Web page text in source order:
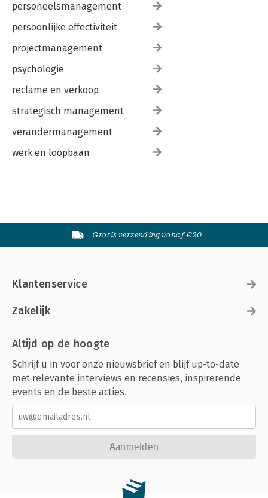
personeelsmanagement
persoonlijke effectiviteit
projectmanagement
psychologie
reclame en verkoop
strategisch management
verandermanagement
werk en loopbaan
Gratis verzending vanaf €20
Klantenservice
Zakelijk
Altijd op de hoogte
Schrijf u in voor onze nieuwsbrief en blijf up-to-date
met relevante interviews en recensies, inspirerende
events en de beste acties.
Aanmelden